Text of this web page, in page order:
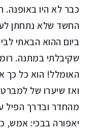
כבר לא היו באופנה.
החשד שלא נתחתן
ביום ההוא הבאתי
שקיבלתי במתנה.
האומלל! הוא כל כך
ואז שיערו של
מהחדר ובדרך הפיל
יאפורה בבכי: אמש,